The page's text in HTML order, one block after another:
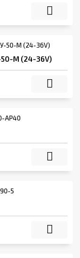
50-М (24-36V)